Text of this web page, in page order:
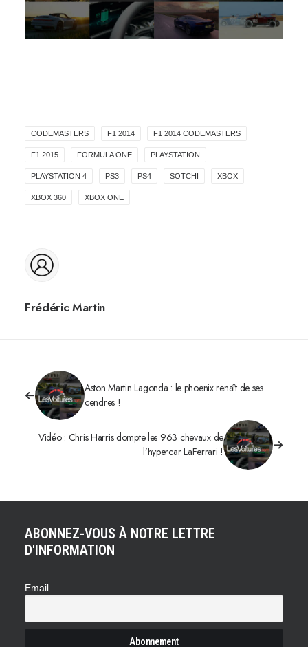
CODEMASTERS F1 2014 F1 2014 CODEMASTERS
F1 2015 FORMULA ONE PLAYSTATION
PLAYSTATION 4 PS3 PS4 SOTCHI XBOX
XBOX 360 XBOX ONE
Frédéric Martin
Aston Martin Lagonda : le phoenix renaît de ses
cendres !
Vidéo : Chris Harris dompte les 963 chevaux de
l’hypercar LaFerrari !
ABONNEZ-VOUS À NOTRE LETTRE
D'INFORMATION
Email